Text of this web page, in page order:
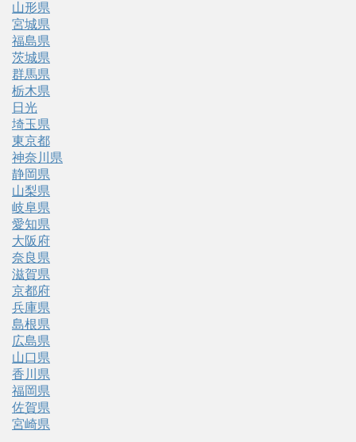
山形県
宮城県
福島県
茨城県
群馬県
栃木県
日光
埼玉県
東京都
神奈川県
静岡県
山梨県
岐阜県
愛知県
大阪府
奈良県
滋賀県
京都府
兵庫県
島根県
広島県
山口県
香川県
福岡県
佐賀県
宮崎県